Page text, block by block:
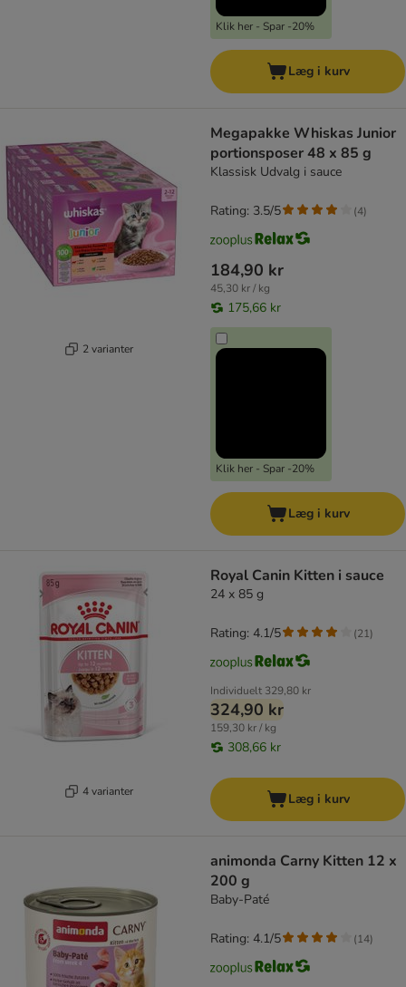
Klik her - Spar -20%
Læg i kurv
2 varianter
Megapakke Whiskas Junior
portionsposer 48 x 85 g
Klassisk Udvalg i sauce
184,90 kr
45,30 kr / kg
175,66 kr
Klik her - Spar -20%
Rating: 3.5/5 (4)
Læg i kurv
4 varianter
Royal Canin Kitten i sauce
24 x 85 g
Individuelt 329,80 kr
324,90 kr
159,30 kr / kg
308,66 kr
Rating: 4.1/5 (21)
Læg i kurv
animonda Carny Kitten 12 x
200 g
Baby-Paté
Rating: 4.1/5 (14)